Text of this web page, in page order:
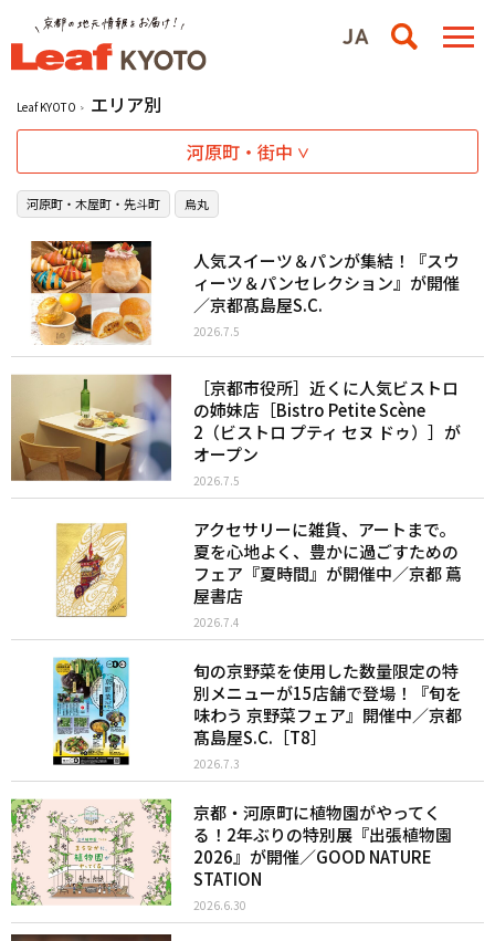
Leaf KYOTO
エリア別
河原町・街中
河原町・木屋町・先斗町 烏丸
人気スイーツ＆パンが集結！『スウ
ィーツ＆パンセレクション』が開催
／京都髙島屋S.C.
2026.7.5
［京都市役所］近くに人気ビストロ
の姉妹店［Bistro Petite Scène
2（ビストロ プティ セヌ ドゥ）］が
オープン
2026.7.5
アクセサリーに雑貨、アートまで。
夏を心地よく、豊かに過ごすための
フェア『夏時間』が開催中／京都 蔦
屋書店
2026.7.4
旬の京野菜を使用した数量限定の特
別メニューが15店舗で登場！『旬を
味わう 京野菜フェア』開催中／京都
髙島屋S.C.［T8］
2026.7.3
京都・河原町に植物園がやってく
る！2年ぶりの特別展『出張植物園
2026』が開催／GOOD NATURE
STATION
2026.6.30